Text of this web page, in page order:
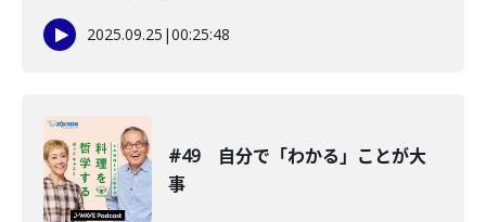
2025.09.25 |00:25:48
#49 自分で「わかる」ことが大
事